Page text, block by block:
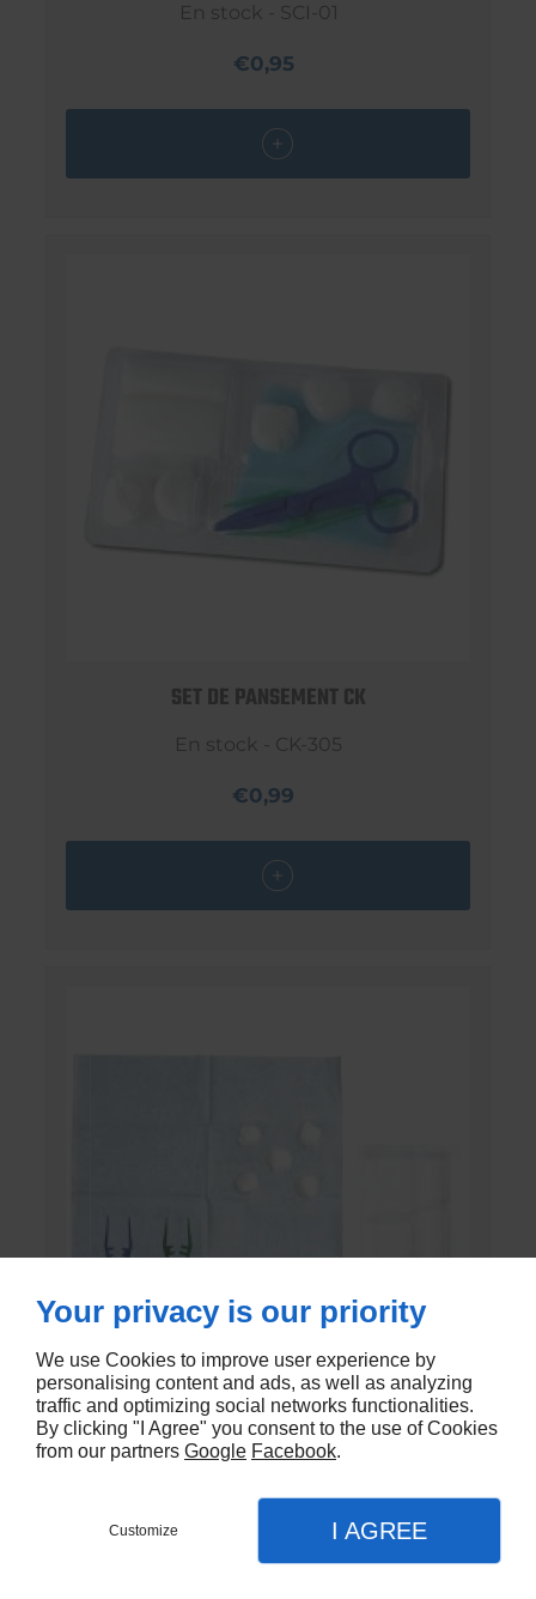
En stock - SCI-01
€0,95
SET DE PANSEMENT CK
En stock - CK-305
€0,99
SET DE PANSEMENT DK
Your privacy is our priority
We use Cookies to improve user experience by
personalising content and ads, as well as analyzing
traffic and optimizing social networks functionalities.
By clicking "I Agree" you consent to the use of Cookies
from our partners Google Facebook.
Customize I AGREE